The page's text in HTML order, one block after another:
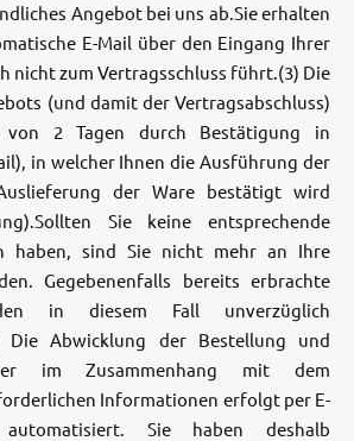
Angebot bei uns ab.Sie erhalten
E-Mail über den Eingang Ihrer
nicht zum Vertragsschluss führt.(3) Die
(und damit der Vertragsabschluss)
2 Tagen durch Bestätigung in
in welcher Ihnen die Ausführung der
der Ware bestätigt wird
Sollten Sie keine entsprechende
haben, sind Sie nicht mehr an Ihre
Gegebenenfalls bereits erbrachte
in diesem Fall unverzüglich
Die Abwicklung der Bestellung und
im Zusammenhang mit dem
Informationen erfolgt per E-
Sie haben deshalb